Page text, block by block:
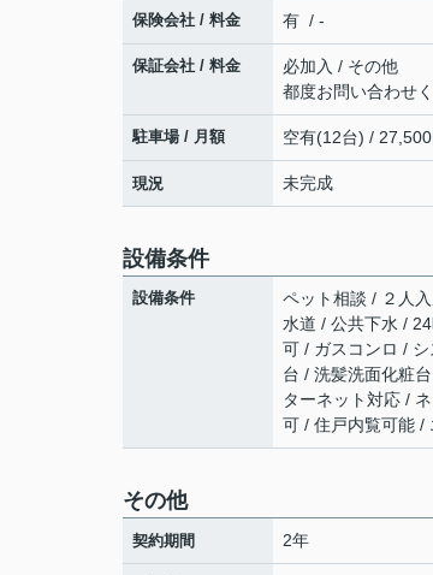
保険会社 / 料金 有 / -
保証会社 / 料金
必加入 / その他
都度お問い合わせ
駐車場 / 月額 空有(12台) /
現況 未完成
設備条件
設備条件
ペット相談 / ２人
水道 / 公共下水 /
可 / ガスコンロ /
台 / 洗髪洗面化粧
ターネット対応 /
可 / 住戸内覧可能 /
その他
契約期間 2年